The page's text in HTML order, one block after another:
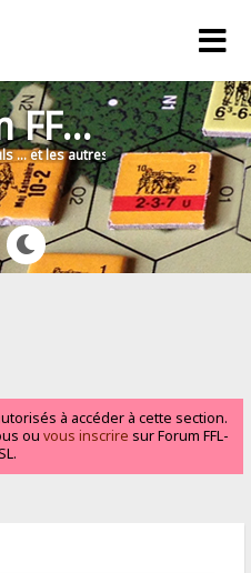
Forum FFL-ASL
… et les autres !
à accéder à cette section.
ou vous inscrire sur Forum FFL-